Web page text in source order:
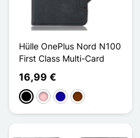
Hülle OnePlus Nord N100
First Class Multi-Card
16,99 €
Schwarz
PinkDunkelblau
Kaffee